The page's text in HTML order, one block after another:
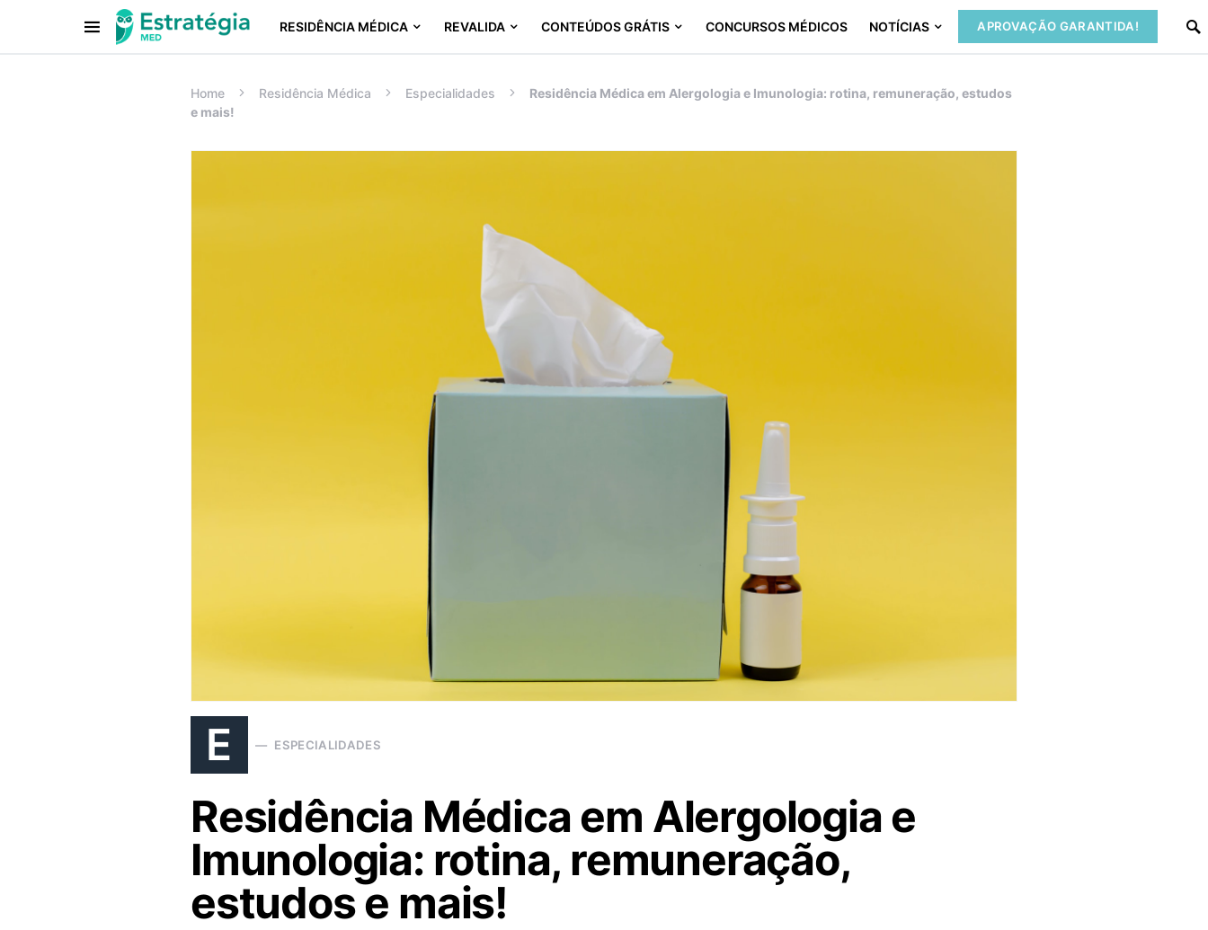
RESIDÊNCIA MÉDICA REVALIDA CONTEÚDOS GRÁTIS CONCURSOS MÉDICOS NOTÍCIAS APROVAÇÃO GARANTIDA!
Procurar:
Home Residência Médica Especialidades
Residência Médica em Alergologia e Imunologia: rotina, remuneração, estudos
e mais!
E ESPECIALIDADES
Residência Médica em Alergologia e
Imunologia: rotina, remuneração,
estudos e mais!